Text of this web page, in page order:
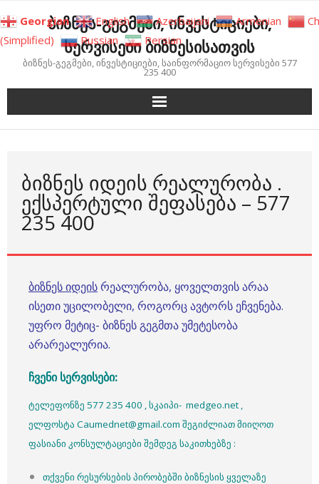
to
content
ბიზნეს-გეგმები, ინვესტიციები,
სერვისები ბიზნესისათვის
ბიზნეს-გეგმები, ინვესტიციები, საინფორმაციო სერვისები 577
235 400
ᲑᲘᲖᲜᲔᲡ ᲘᲓᲔᲘᲡ ᲠᲔᲐᲚᲣᲠᲝᲑᲐ .
ᲔᲥᲡᲞᲔᲠᲢᲣᲚᲘ ᲨᲔᲤᲐᲡᲔᲑᲐ – 577
235 400
ბიზნეს იდეისრეალურობა, ყოველთვის არაა
ისეთი უცილობელი, როგორც ავტორს ეჩვენება.
უფრო მეტიც- ბიზნეს გეგმთა უმეტესობა
არარეალურია.
ჩვენი სერვისები:
ტელეფონზე 577 235 400 , სკაიპი- medgeo.net ,
ელფოსტა Caumednet@gmail.com შეგიძლიათ მიიღოთ
ფასიანი კონსულტაციები შემდეგ საკითხებზე :
თქვენი რესურსების პირობებში ბიზნესის ყველაზე
Georgian English Azerbaijani Armenian
(Simplified)
Russian Persian